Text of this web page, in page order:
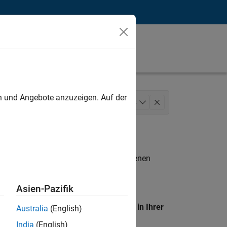
Marketing Services 4
. Wenn Sie noch immer keine offenen
unseres
Standort, um alle Stellenangebote in Ihrer
Angebote anzuzeigen. Auf der
Asien-Pazifik
Australia (English)
India (English)